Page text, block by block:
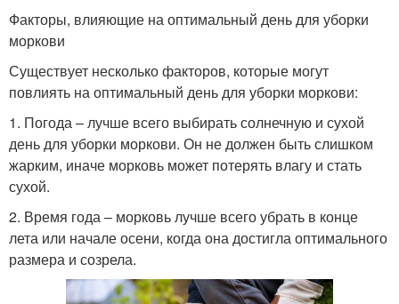
Факторы, влияющие на оптимальный день для уборки
моркови
Существует несколько факторов, которые могут
повлиять на оптимальный день для уборки моркови:
1. Погода – лучше всего выбирать солнечную и сухой
день для уборки моркови. Он не должен быть слишком
жарким, иначе морковь может потерять влагу и стать
сухой.
2. Время года – морковь лучше всего убрать в конце
лета или начале осени, когда она достигла оптимального
размера и созрела.